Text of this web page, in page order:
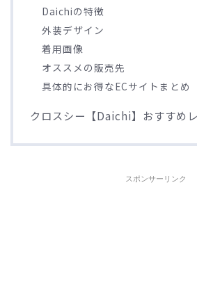
Daichiの特徴
外装デザイン
着用画像
オススメの販売先
具体的にお得なECサイトまとめ
クロスシー【Daichi】おすすめ
スポンサーリンク